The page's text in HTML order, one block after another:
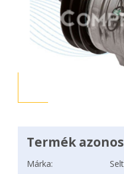
Termék
Márka: